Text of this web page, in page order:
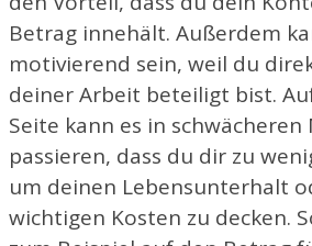
Betrag innehält. Außerdem
motivierend sein, weil du
deiner Arbeit beteiligt bist.
Seite kann es in schwächeren
passieren, dass du dir zu
um deinen Lebensunterhalt
wichtigen Kosten zu decken.